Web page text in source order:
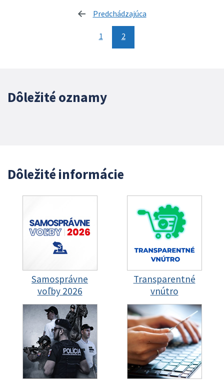
Predchádzajúca
1 2
Dôležité oznamy
Dôležité informácie
Samosprávne
voľby 2026
Transparentné
vnútro